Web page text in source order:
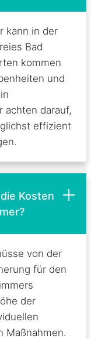
kann in der
Bad
kommen
und
achten darauf,
effizient
Kosten
von der
für den
der
Maßnahmen.